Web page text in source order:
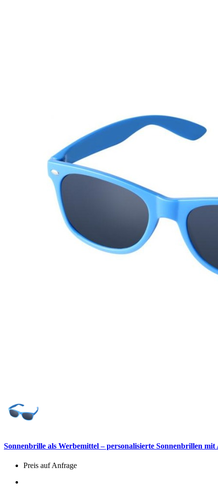
Sonnenbrille als Werbemittel – personalisierte Sonnenbrillen
Preis auf Anfrage